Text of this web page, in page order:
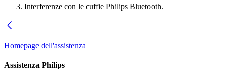
Interferenze con le cuffie Philips Bluetooth.
Homepage dell'assistenza
Assistenza Philips